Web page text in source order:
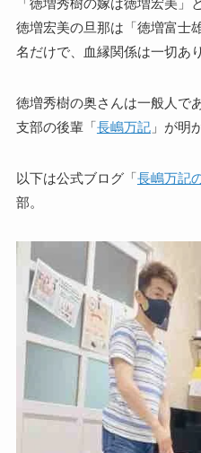
徳増宏美の旦那は「徳増富士
名だけで、血縁関係は一切あ
徳増秀樹の奥さんは一般人で
支部の後輩「長嶋万記」が明
以下は公式ブログ「長嶋万記
部。